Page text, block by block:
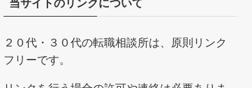
２０代・３０代の転職相談所は、原則リンク
フリーです。